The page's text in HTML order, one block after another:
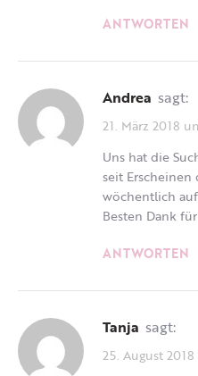
ANTWORTEN
Andrea sagt:
21. März 2018
Uns hat die
seit
wöchentlich
Besten Dank
ANTWORTEN
Tanja sagt:
25. August